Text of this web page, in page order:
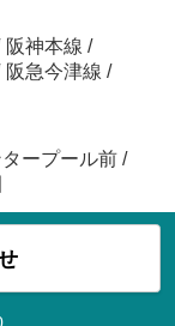
阪神本線 /
阪急今津線 /
ープール前 /